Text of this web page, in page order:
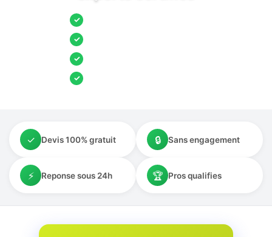
✓
✓
✓
✓
✓ Devis 100% gratuit 🔒 Sans engagement
⚡ Reponse sous 24h 🏆 Pros qualifies